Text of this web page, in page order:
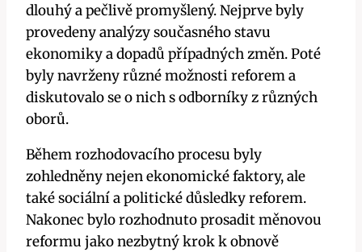
dlouhý a pečlivě promyšlený. Nejprve byly
provedeny analýzy současného stavu
ekonomiky a dopadů případných změn. Poté
byly navrženy různé možnosti reforem a
diskutovalo se o nich s odborníky z různých
oborů.
Během rozhodovacího procesu byly
zohledněny nejen ekonomické faktory, ale
také sociální a politické důsledky reforem.
Nakonec bylo rozhodnuto prosadit měnovou
reformu jako nezbytný krok k obnově